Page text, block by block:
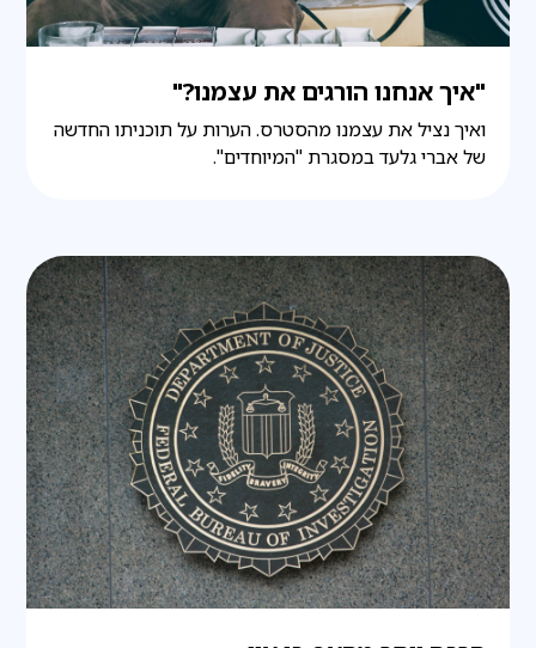
"איך אנחנו הורגים את עצמנו?"
ואיך נציל את עצמנו מהסטרס. הערות על תוכניתו החדשה
של אברי גלעד במסגרת "המיוחדים".